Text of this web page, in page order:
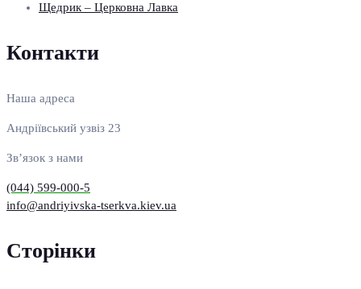
Щедрик – Церковна Лавка
Контакти
Наша адреса
Андріївський узвіз 23
Зв’язок з нами
(044) 599-000-5
info@andriyivska-tserkva.kiev.ua
Сторінки